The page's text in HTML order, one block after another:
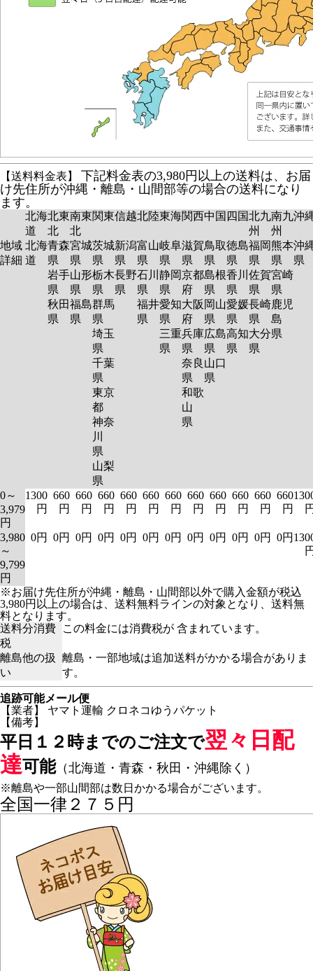
【送料料金表】
下記料金表の3,980円以上の送料は、お届
け先住所が沖縄・離島・山間部等の場合の送料になり
ます。
北海
道
北東
北
南東
北
関東信越北陸東海関西中国 四国北九
州
南九
州
沖
地域
詳細
北海
道
青森
県
岩手
県
秋田
県
宮城
県
山形
県
福島
県
茨城
県
栃木
県
群馬
県
埼玉
県
千葉
県
東京
都
神奈
川
県
山梨
県
新潟
県
長野
県
富山
県
石川
県
福井
県
岐阜
県
静岡
県
愛知
県
三重
県
滋賀
県
京都
府
大阪
府
兵庫
県
奈良
県
和歌
山
県
鳥取
県
島根
県
岡山
県
広島
県
山口
県
徳島
県
香川
県
愛媛
県
高知
県
福岡
県
佐賀
県
長崎
県
大分
県
熊本
県
宮崎
県
鹿児
島
県
沖
0～
3,979
円
1300
円
660
円
660
円
660
円
660
円
660
円
660
円
660
円
660
円
660
円
660
円
660
円
3,980
～
9,799
円
0円 0円 0円 0円 0円 0円 0円 0円 0円 0円 0円 0円
※お届け先住所が沖縄・離島・山間部以外で購入金額が税込
3,980円以上の場合は、送料無料ラインの対象となり、送料無
料となります。
送料分消費
税
この料金には消費税が 含まれています。
離島他の扱
い
離島・一部地域は追加送料がかかる場合がありま
す。
追跡可能メール便
【業者】 ヤマト運輸 クロネコゆうパケット
【備考】
平日１２時までのご注文で翌々日配
達可能（北海道・青森・秋田・沖縄除く）
※離島や一部山間部は数日かかる場合がございます。
全国一律２７５円